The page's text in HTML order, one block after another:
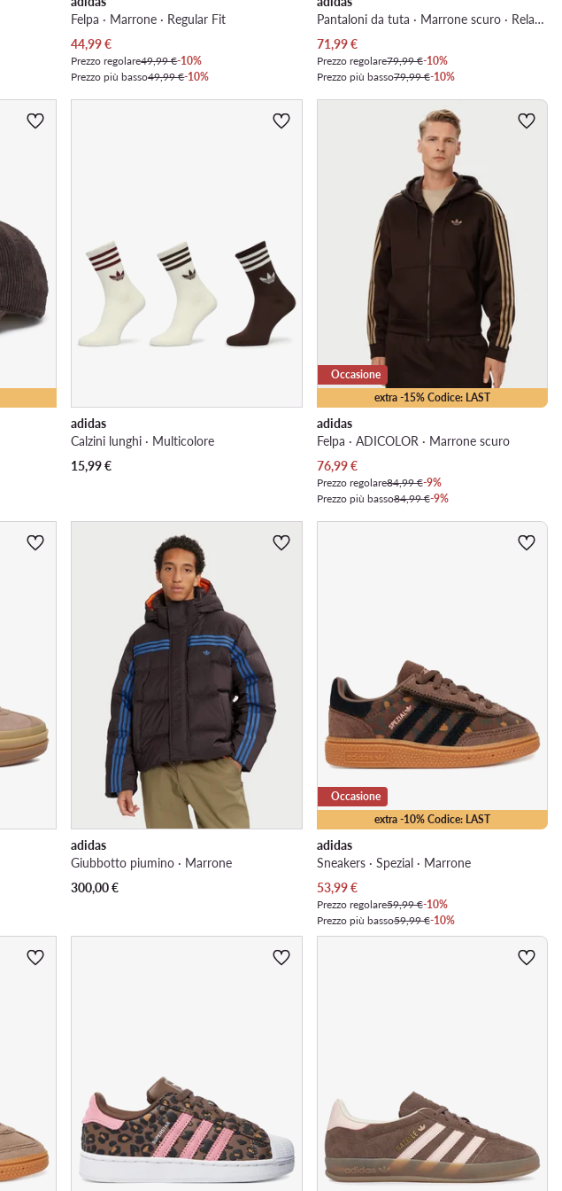
Felpa · Marrone · Regular Fit
Prezzo attuale
44,99€
Prezzo regolare49,99 €-10%
Prezzo più basso49,99 €-10%
Pantaloni da tuta · Marrone scuro · Relaxed Fit
Prezzo attuale
71,99€
Prezzo regolare79,99 €-10%
Prezzo più basso79,99 €-10%
adidas
Calzini lunghi · Multicolore
15,99€
extra -15% Codice: LAST
Occasione
adidas
Felpa · ADICOLOR · Marrone scuro
Prezzo attuale
76,99€
Prezzo regolare84,99 €-9%
Prezzo più basso84,99 €-9%
adidas
Giubbotto piumino · Marrone
300,00€
extra -10% Codice: LAST
Occasione
adidas
Sneakers · Spezial · Marrone
Prezzo attuale
53,99€
Prezzo regolare59,99 €-10%
Prezzo più basso59,99 €-10%